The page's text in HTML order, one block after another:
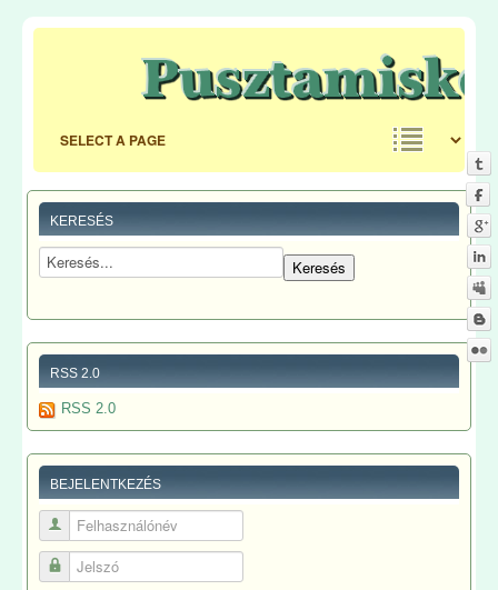
KERESÉS
RSS 2.0
RSS 2.0
BEJELENTKEZÉS
Felhasználónév
Jelszó